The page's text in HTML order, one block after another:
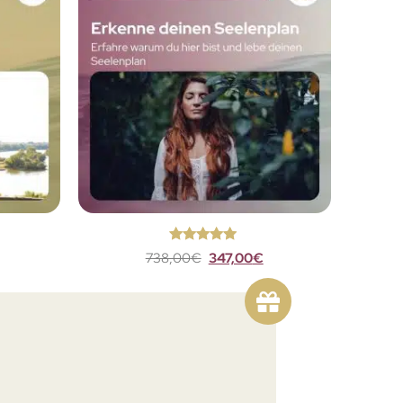
und
Bewertet
mit4.9
738,00€ 347,00€